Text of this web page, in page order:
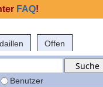
Offen
Benutzer
FAQ!